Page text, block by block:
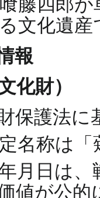
文化遺
報
化財）
保護法に
名称は
月日は
値が公